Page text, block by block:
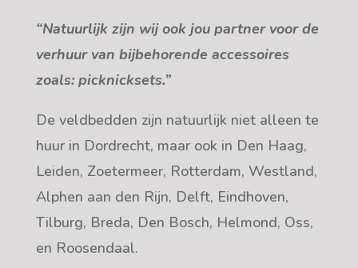
“Natuurlijk zijn wij ook jou partner voor de
verhuur van bijbehorende accessoires
zoals: picknicksets.”
De veldbedden zijn natuurlijk niet alleen te
huur in Dordrecht, maar ook in Den Haag,
Leiden, Zoetermeer, Rotterdam, Westland,
Alphen aan den Rijn, Delft, Eindhoven,
Tilburg, Breda, Den Bosch, Helmond, Oss,
en Roosendaal.